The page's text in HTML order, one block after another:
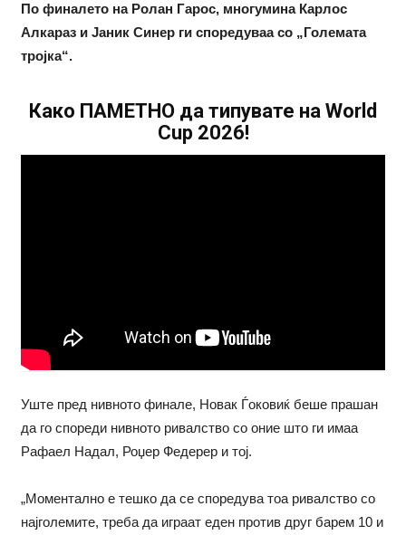
По финалето на Ролан Гарос, многумина Карлос
Алкараз и Јаник Синер ги споредуваа со „Големата
тројка“.
Како ПАМЕТНО да типувате на World
Cup 2026!
Уште пред нивното финале, Новак Ѓоковиќ беше прашан
да го спореди нивното ривалство со оние што ги имаа
Рафаел Надал, Роџер Федерер и тој.
„Моментално е тешко да се споредува тоа ривалство со
најголемите, треба да играат еден против друг барем 10 и